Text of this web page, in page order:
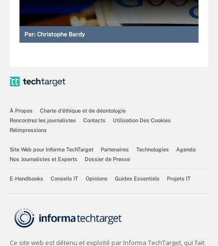
Par: Christophe Bardy
À Propos
Charte d’éthique et de déontologie
Rencontrez les journalistes
Contacts
Utilisation Des Cookies
Réimpressions
Site Web pour Informa TechTarget Partenaires Technologies
Agenda
Nos Journalistes et Experts
Dossier de Presse
E-Handbooks Conseils IT Opinions Guides Essentiels Projets IT